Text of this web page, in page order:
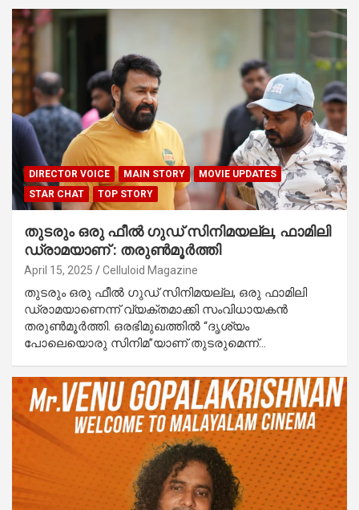
DIRECTOR VOICE MAIN STORY
MOVIE UPDATES
STAR CHAT
TOP STORY
തുടരും ഒരു ഫീൽ ഗുഡ് സിനിമയല്ല, ഫാമിലി
ഡ്രാമയാണ് : തരുൺമൂർത്തി
April 15, 2025 Celluloid Magazine
തുടരും ഒരു ഫീൽ ഗുഡ് സിനിമയല്ല, ഒരു ഫാമിലി
ഡ്രാമയാണെന്ന് വ്യക്തമാക്കി സംവിധായകൻ
തരുൺമൂർത്തി. ഒരഭിമുഖത്തിൽ “ദൃശ്യം
പോലെയൊരു സിനിമ”യാണ് തുടരുമെന്ന്…